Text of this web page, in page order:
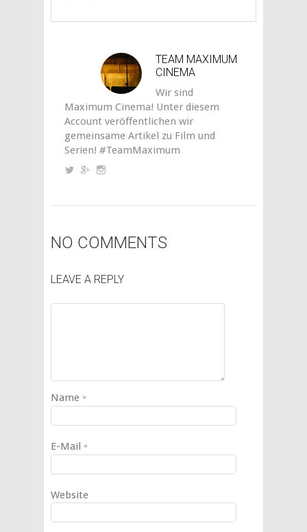
TEAM MAXIMUM
CINEMA
Wir sind
Maximum Cinema! Unter diesem
Account veröffentlichen wir
gemeinsame Artikel zu Film und
Serien! #TeamMaximum
NO COMMENTS
LEAVE A REPLY
Name *
E-Mail *
Website